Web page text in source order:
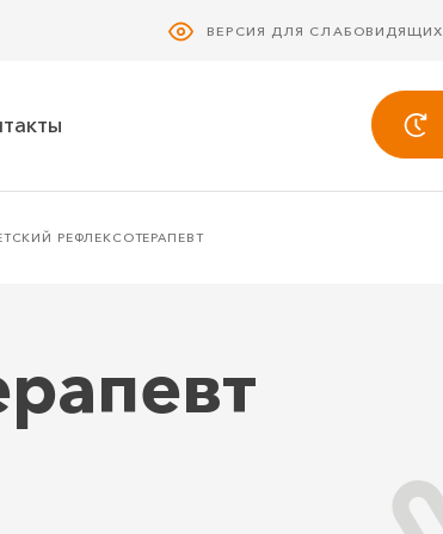
ВЕРСИЯ ДЛЯ СЛАБОВИДЯЩИХ
РЕФЛЕКСОТЕРАПЕВТ